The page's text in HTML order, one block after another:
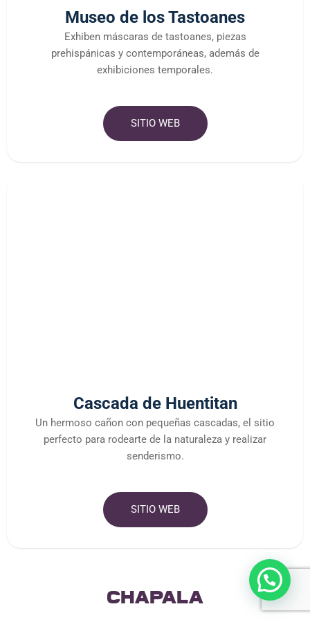
Museo de los Tastoanes
Exhiben máscaras de tastoanes, piezas
prehispánicas y contemporáneas, además de
exhibiciones temporales.
SITIO WEB
Cascada de Huentitan
Un hermoso cañon con pequeñas cascadas, el sitio
perfecto para rodearte de la naturaleza y realizar
senderismo.
SITIO WEB
chapala